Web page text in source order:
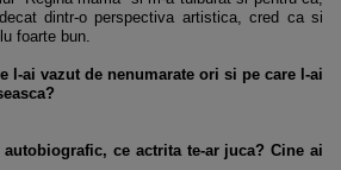
dintr-o perspectiva artistica, cred ca si
foarte bun.
l-ai vazut de nenumarate ori si pe care l-ai
ce actrita te-ar juca? Cine ai